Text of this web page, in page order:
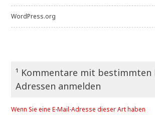
WordPress.org
¹ Kommentare mit bestimmten
Adressen anmelden
Wenn Sie eine E-Mail-Adresse dieser Art haben